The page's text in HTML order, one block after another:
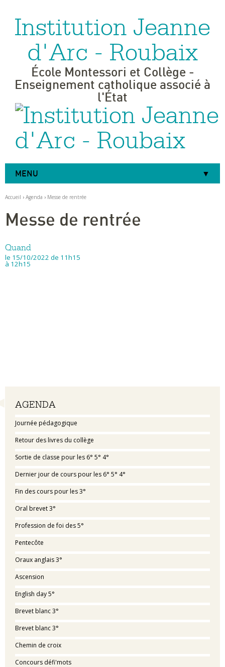
Outils
personnels
Institution Jeanne
d'Arc - Roubaix
École Montessori et Collège -
Enseignement catholique associé à
l'État
MENU
Accueil › Agenda › Messe de rentrée
Navigation
AGENDA
Journée pédagogique
Retour des livres du collège
Sortie de classe pour les 6° 5° 4°
Dernier jour de cours pour les 6° 5° 4°
Fin des cours pour les 3°
Oral brevet 3°
Profession de foi des 5°
Pentecôte
Oraux anglais 3°
Ascension
English day 5°
Brevet blanc 3°
Brevet blanc 3°
Chemin de croix
Concours défi'mots
Messe de rentrée
Quand
le 15/10/2022 de 11h15
à 12h15